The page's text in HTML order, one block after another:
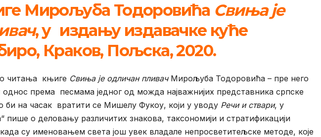
Мирољуба Тодоровића Свиња је
, у издању издавачке куће
Краков, Пољска, 2020.
читања књиге Свиња је одличан пливачМирољуба Тодоровића – пре него
однос према песмама једног од можда најважнијих представника српске
би на часак вратити се Мишелу Фукоу, који у уводу Речи и ствари, у
пише о деловању различитих знакова, таксономији и стратификацији
су именовањем света још увек владале непросветитељске методе, које